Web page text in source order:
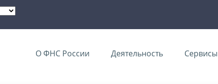
О ФНС России Деятельность Сервисы